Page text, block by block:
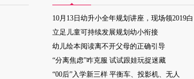
10月13日幼升小全年规划讲座，现场领2019白
立足儿童可持续发展规划幼小衔接
幼儿绘本阅读离不开父母的正确引导
“分离焦虑”咋克服 试试跟娃玩捉迷藏
“00后”入学新三样 平衡车、投影机、无人